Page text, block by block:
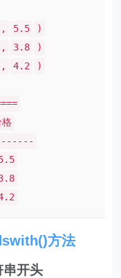
, 5.5
)
, 3.8
)
, 4.2
)
方法
开头